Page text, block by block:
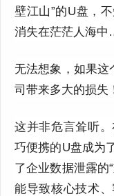
壁江山”的U盘，
消失在茫茫人海
无法想象，如果这
司带来多大的损失
这并非危言耸听
巧便携的U盘成为
了企业数据泄露的
能导致核心技术